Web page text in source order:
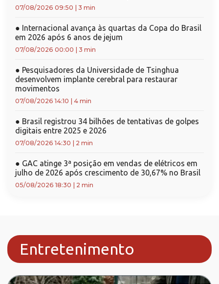
07/08/2026 09:50 3 min
● Internacional avança às quartas da Copa do Brasil
em 2026 após 6 anos de jejum
07/08/2026 00:00 3 min
● Pesquisadores da Universidade de Tsinghua
desenvolvem implante cerebral para restaurar
movimentos
07/08/2026 14:10 4 min
● Brasil registrou 34 bilhões de tentativas de golpes
digitais entre 2025 e 2026
07/08/2026 14:30 2 min
● GAC atinge 3ª posição em vendas de elétricos em
julho de 2026 após crescimento de 30,67% no Brasil
05/08/2026 18:30 2 min
Entretenimento